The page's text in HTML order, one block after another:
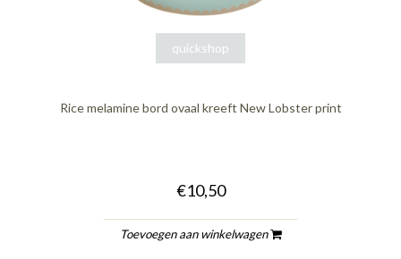
quickshop
Rice melamine bord ovaal kreeft New Lobster print
€10,50
Toevoegen aan winkelwagen